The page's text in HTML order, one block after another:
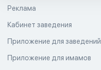
Реклама
Кабинет заведения
Приложение для заведений
Приложение для имамов